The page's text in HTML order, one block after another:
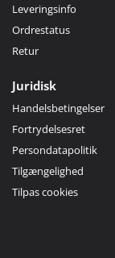
Leveringsinfo
Ordrestatus
Retur
Juridisk
Handelsbetingelser
Fortrydelsesret
Persondatapolitik
Tilgængelighed
Tilpas cookies